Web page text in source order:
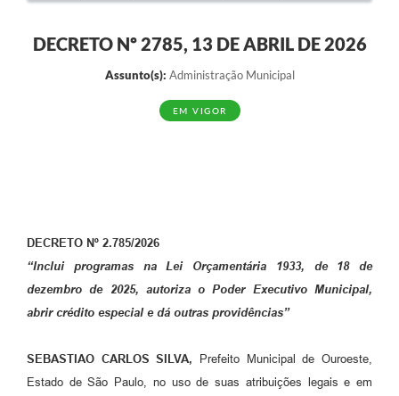
DECRETO Nº 2785, 13 DE ABRIL DE 2026
Assunto(s): Administração Municipal
EM VIGOR
DECRETO Nº 2.785/2026
“Inclui programas na Lei Orçamentária 1933, de 18 de
dezembro de 2025, autoriza o Poder Executivo Municipal,
abrir crédito especial e dá outras providências”
SEBASTIAO CARLOS SILVA,
Prefeito Municipal de Ouroeste,
Estado de São Paulo, no uso de suas atribuições legais e em